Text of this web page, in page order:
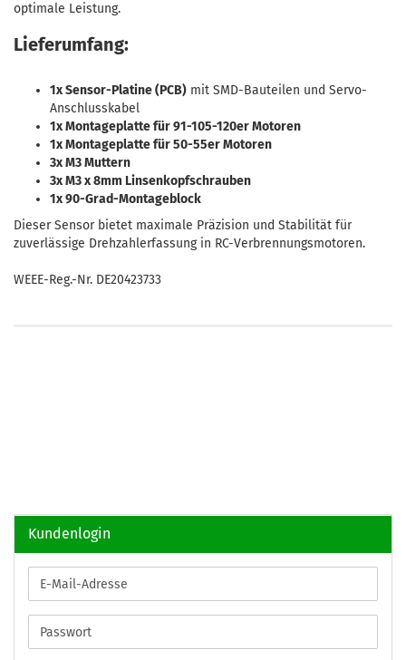
optimale Leistung.
Lieferumfang:
1x Sensor-Platine (PCB) mit SMD-Bauteilen und Servo-
Anschlusskabel
1x Montageplatte für 91-105-120er Motoren
1x Montageplatte für 50-55er Motoren
3x M3 Muttern
3x M3 x 8mm Linsenkopfschrauben
1x 90-Grad-Montageblock
Dieser Sensor bietet maximale Präzision und Stabilität für
zuverlässige Drehzahlerfassung in RC-Verbrennungsmotoren.
WEEE-Reg.-Nr. DE20423733
Kundenlogin
E-
Mail-
Adresse
Passwort